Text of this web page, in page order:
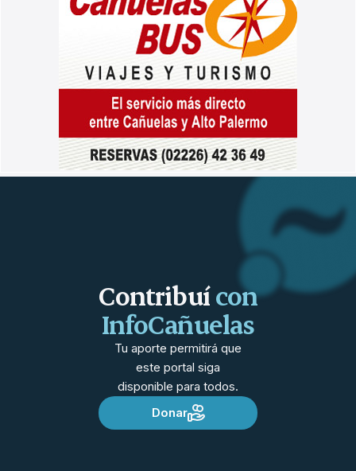
Contribuícon
InfoCañuelas
Tu aporte permitirá que
este portal siga
disponible para todos.
Donar